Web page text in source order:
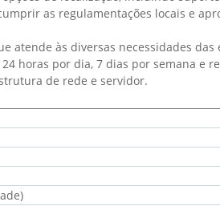
as regulamentações locais e
atende às diversas necessidades das
horas por dia, 7 dias por semana e
de rede e servidor.